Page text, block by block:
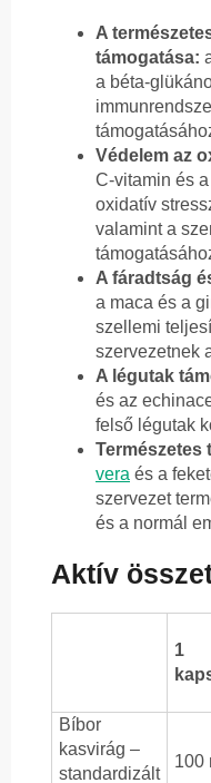
A
támogatása:
a béta-
Védelem az
C-vitamin és
oxidatív
valamint a
A fáradtság
a maca és a
szellemi
szervezetnek
A légutak
és az
felső légutak
Természetes
vera és a
szervezet
és a normál
Aktív
1
Bíbor
kasvirág –
standardizált
100